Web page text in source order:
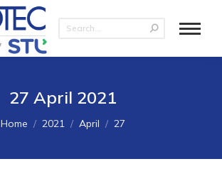
27 April 2021
You are here:
Home 2021 April 27